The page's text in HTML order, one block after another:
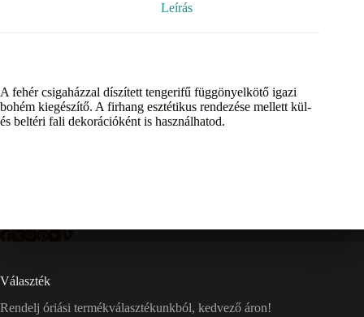
Leírás
A fehér csigaházzal díszített tengerifű függönyelkötő igazi
bohém kiegészítő. A firhang esztétikus rendezése mellett kül-
és beltéri fali dekorációként is használhatod.
Választék
Rendelj óriási termékválasztékunkból, kedvező áron!